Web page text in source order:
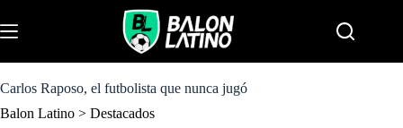
k
i
o
o
Carlos Raposo, el futbolista que nunca jugó
Balon Latino > Destacados